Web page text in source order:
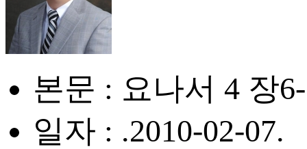
본문 : 요나서 4 장
일자 : .2010-02-07.